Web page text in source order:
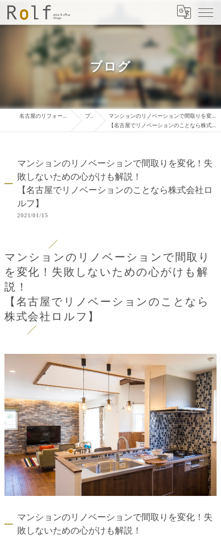
ブログ
名古屋のリフォームは株式会社ロルフ ブログ
マンションのリノベーションで間取りを変化！失敗しないための心がけも解説！
【名古屋でリノベーションのことなら株式会社ロルフ】
マンションのリノベーションで間取りを変化！失
敗しないための心がけも解説！
【名古屋でリノベーションのことなら株式会社ロ
ルフ】
2021/01/15
マンションのリノベーションで間取り
を変化！失敗しないための心がけも解
説！
【名古屋でリノベーションのことなら
株式会社ロルフ】
マンションのリノベーションで間取りを変化！失
敗しないための心がけも解説！